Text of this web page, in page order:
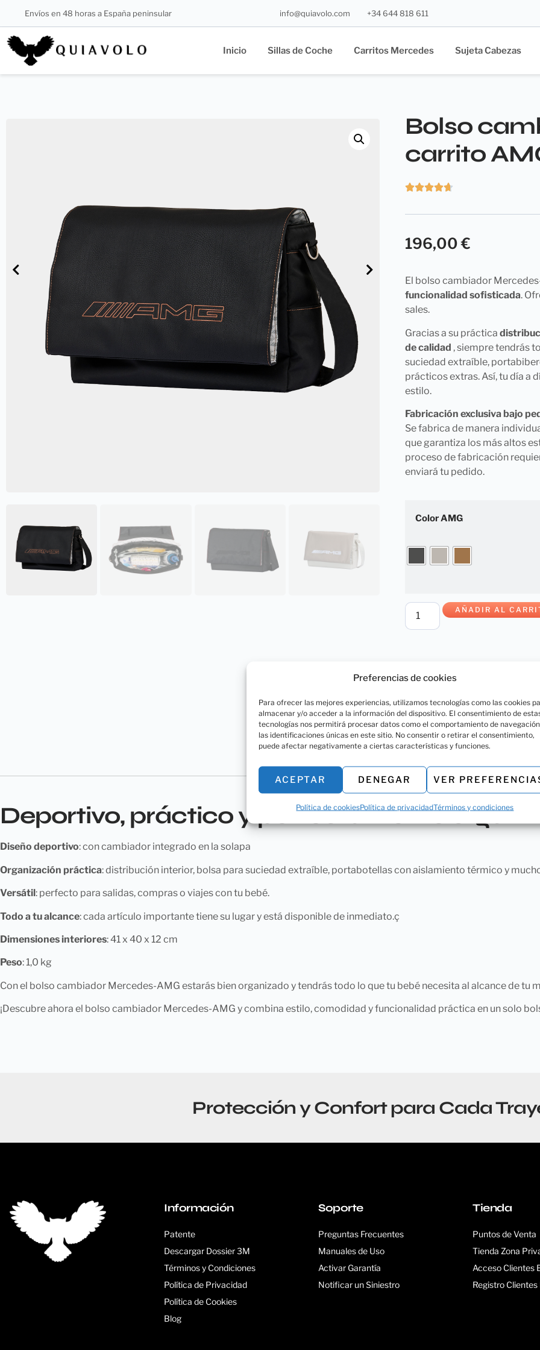
Preferencias de cookies
Para ofrecer las mejores experiencias, utilizamos tecnologías como las cookies
almacenar y/o acceder a la información del dispositivo. El consentimiento de
tecnologías nos permitirá procesar datos como el comportamiento de
las identificaciones únicas en este sitio. No consentir o retirar el consentimiento,
puede afectar negativamente a ciertas características y funciones.
ACEPTAR DENEGAR VER
Política de cookiesPolítica de privacidadTérminos y condiciones
Envíos en 48 horas a España peninsular info@quiavolo.com +34 644 818 611
Inicio Sillas de Coche Carritos Mercedes Sujeta Cabezas
Bolso
carrito
196,00€
El bolso cambiador
funcionalidad sofisticada.
sales.
Gracias a su práctica
de calidad , siempre tendrás
suciedad extraíble,
prácticos extras. Así, tu día a
estilo.
Fabricación exclusiva bajo
Se fabrica de manera
que garantiza los más altos
proceso de fabricación
enviará tu pedido.
Color AMG
AÑADIR AL
Compartir:
Deportivo, práctico y perfectamente
Diseño deportivo: con cambiador integrado en la solapa
Organización práctica: distribución interior, bolsa para suciedad extraíble, portabotellas con aislamiento térmico y
Versátil: perfecto para salidas, compras o viajes con tu bebé.
Todo a tu alcance: cada artículo importante tiene su lugar y está disponible de inmediato.ç
Dimensiones interiores: 41 x 40 x 12 cm
Peso: 1,0 kg
Con el bolso cambiador Mercedes-AMG estarás bien organizado y tendrás todo lo que tu bebé necesita al alcance de tu
¡Descubre ahora el bolso cambiador Mercedes-AMG y combina estilo, comodidad y funcionalidad práctica en un solo
Protección y Confort para Cada
Información
Patente
Descargar Dossier 3M
Términos y Condiciones
Política de Privacidad
Política de Cookies
Blog
Soporte
Preguntas Frecuentes
Manuales de Uso
Activar Garantía
Notificar un Siniestro
Tienda
Puntos de Venta
Tienda Zona
Acceso Clientes
Registro Clientes